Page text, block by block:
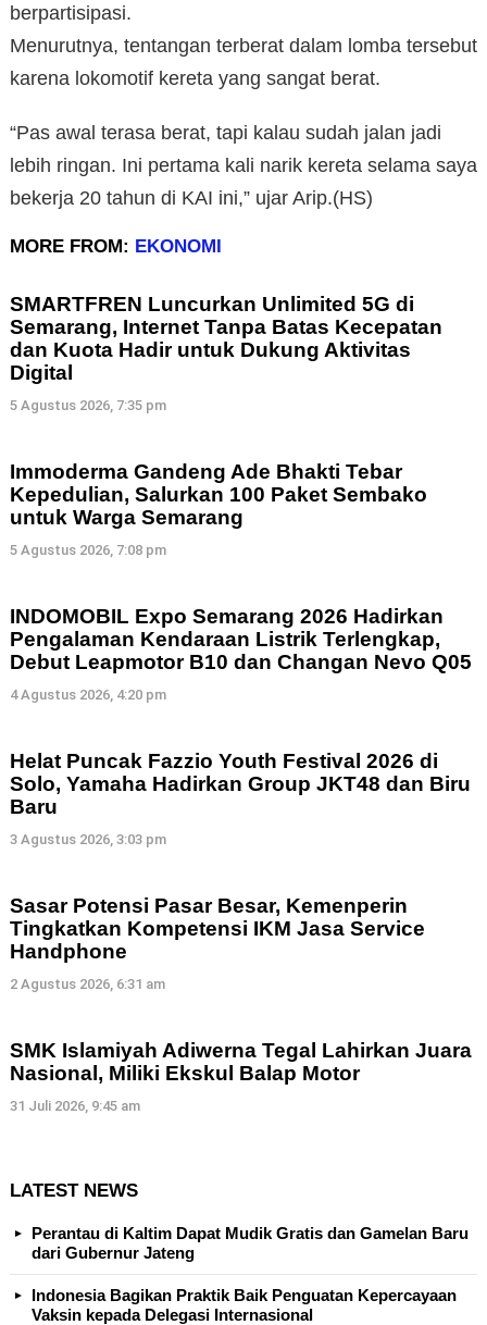
berpartisipasi.
Menurutnya, tentangan terberat dalam lomba tersebut
karena lokomotif kereta yang sangat berat.
“Pas awal terasa berat, tapi kalau sudah jalan jadi
lebih ringan. Ini pertama kali narik kereta selama saya
bekerja 20 tahun di KAI ini,” ujar Arip.(HS)
MORE FROM: EKONOMI
SMARTFREN Luncurkan Unlimited 5G di
Semarang, Internet Tanpa Batas Kecepatan
dan Kuota Hadir untuk Dukung Aktivitas
Digital
5 Agustus 2026, 7:35 pm
Immoderma Gandeng Ade Bhakti Tebar
Kepedulian, Salurkan 100 Paket Sembako
untuk Warga Semarang
5 Agustus 2026, 7:08 pm
INDOMOBIL Expo Semarang 2026 Hadirkan
Pengalaman Kendaraan Listrik Terlengkap,
Debut Leapmotor B10 dan Changan Nevo Q05
4 Agustus 2026, 4:20 pm
Helat Puncak Fazzio Youth Festival 2026 di
Solo, Yamaha Hadirkan Group JKT48 dan Biru
Baru
3 Agustus 2026, 3:03 pm
Sasar Potensi Pasar Besar, Kemenperin
Tingkatkan Kompetensi IKM Jasa Service
Handphone
2 Agustus 2026, 6:31 am
SMK Islamiyah Adiwerna Tegal Lahirkan Juara
Nasional, Miliki Ekskul Balap Motor
31 Juli 2026, 9:45 am
LATEST NEWS
Perantau di Kaltim Dapat Mudik Gratis dan Gamelan Baru
dari Gubernur Jateng
Indonesia Bagikan Praktik Baik Penguatan Kepercayaan
Vaksin kepada Delegasi Internasional